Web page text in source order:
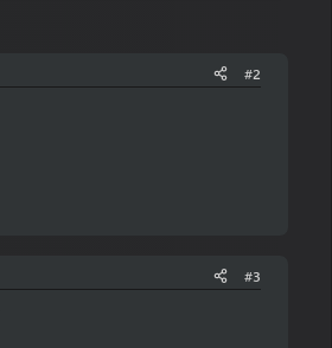
#2
#3